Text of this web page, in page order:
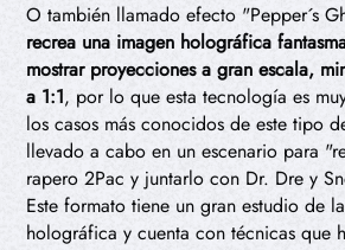
O también llamado efecto "Pepper´s
recrea una imagen holográfica
mostrar proyecciones a gran escala,
a 1:1, por lo que esta tecnología es
los casos más conocidos de este tipo
llevado a cabo en un escenario para
rapero 2Pac y juntarlo con Dr. Dre y
Este formato tiene un gran estudio de
holográfica y cuenta con técnicas que